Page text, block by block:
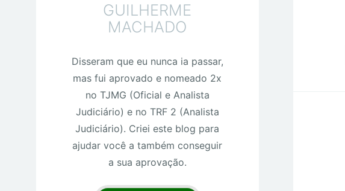
GUILHERME
MACHADO
Disseram que eu nunca ia passar,
mas fui aprovado e nomeado 2x
no TJMG (Oficial e Analista
Judiciário) e no TRF 2 (Analista
Judiciário). Criei este blog para
ajudar você a também conseguir
a sua aprovação.